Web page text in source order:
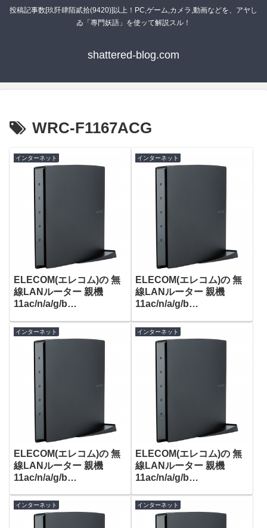
投稿記事数[玖阡肆陌貳拾(9420)]以上！PC,ゲーム,カメラ,動画などを、アヤし
ゐ「專門妖語」を使ッて解説スル！
shattered-blog.com
WRC-F1167ACG
インターネット
ELECOM(エレコム)の 無
線LANルーター 親機
11ac/n/a/g/b
F1167ACG が特選タイム
セールで3,980円！
インターネット
ELECOM(エレコム)の 無
線LANルーター 親機
11ac/n/a/g/b
F1167ACG が特選タイム
セールで6,780円！
インターネット
ELECOM(エレコム)の 無
線LANルーター 親機
11ac/n/a/g/b
F1167ACG が特選タイム
セールで6,980円！
インターネット
ELECOM(エレコム)の 無
線LANルーター 親機
11ac/n/a/g/b
F1167ACG がタイムセー
ルで8,480円！
インターネット インターネット